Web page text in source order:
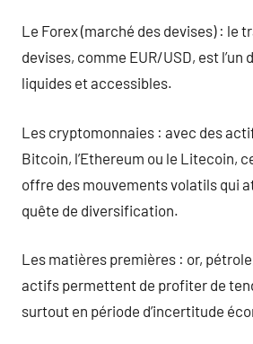
Le Forex (marché des devises) : le
devises, comme EUR/USD, est l’un
liquides et accessibles.
Les cryptomonnaies : avec des
Bitcoin, l’Ethereum ou le Litecoin,
offre des mouvements volatils qui
quête de diversification.
Les matières premières : or,
actifs permettent de profiter de
surtout en période d’incertitude